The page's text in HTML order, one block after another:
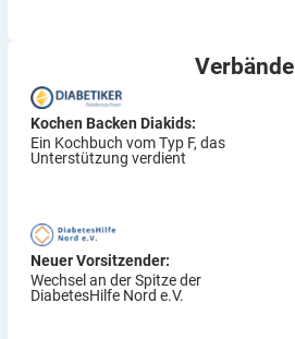
Verbände
Kochen Backen Diakids:
Ein Kochbuch vom Typ F, das
Unterstützung verdient
Neuer Vorsitzender:
Wechsel an der Spitze der
DiabetesHilfe Nord e.V.